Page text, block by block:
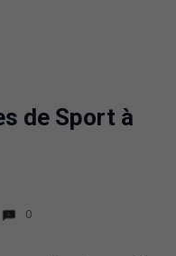
de Sport à
0